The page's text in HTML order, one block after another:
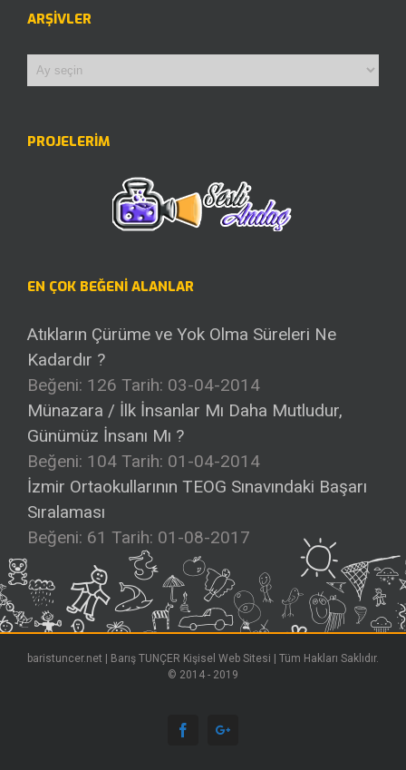
EN ÇOK BEĞENI ALANLAR
Atıkların Çürüme ve Yok Olma Süreleri Ne
Beğeni: 126 Tarih: 03-04-2014
Günümüz İnsanı Mı ?
Beğeni: 104
İzmir Ortaokullarının TEOG Sınavındaki Başarı
Sıralaması
Beğeni: 61 Tarih: 01-08-2017
baristuncer.net | Barış TUNÇER Kişisel Web Sitesi | Tüm Hakları Saklıdır.
© 2014 - 2019
FacebookGoogle+